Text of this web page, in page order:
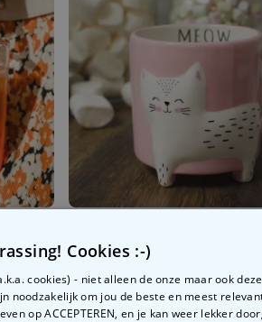
€ 12,99
Cookies :-)
cookies) - niet alleen de onze maar ook
noodzakelijk om jou de beste en meest
op ACCEPTEREN, en je kan weer lekker